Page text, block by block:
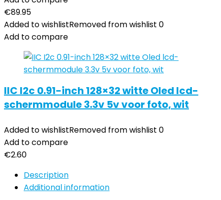
€89.95
Added to wishlistRemoved from wishlist 0
Add to compare
IIC I2c 0.91-inch 128×32 witte Oled lcd-
schermmodule 3.3v 5v voor foto, wit
Added to wishlistRemoved from wishlist 0
Add to compare
€2.60
Description
Additional information